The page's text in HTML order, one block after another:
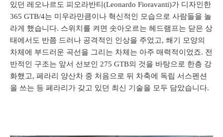
있던 레오나르도 피오라반티(Leonardo Fioravanti)가 디자인한
365 GTB/4는 미우라만큼이나 혁신적인 모습으로 사람들을 놀
라게 했습니다. 스위치를 켜면 솟아오르는 헤드램프는 닫은 상
태에서도 반쯤 드러나 공격적인 인상을 주었고, 쐐기 모양의
차체에 부드러운 곡선을 그리는 차체는 아주 매력적이었죠. 전
반적인 구조는 앞서 선보인 275 GTB의 것을 바탕으로 한층 강
화했고, 페라리 양산차 중 처음으로 뒤 차축에 독립 서스펜션
을 쓰는 등 페라리가 갖고 있던 최신 기술을 모두 담았습니다.